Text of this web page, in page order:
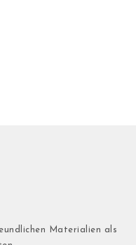
Materialien als